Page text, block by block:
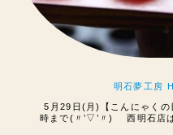
明石夢工房
5月29日(月)【こんにゃく
時まで(〃’▽’〃) 西明石店